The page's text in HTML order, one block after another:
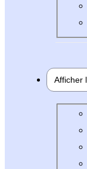
Afficher